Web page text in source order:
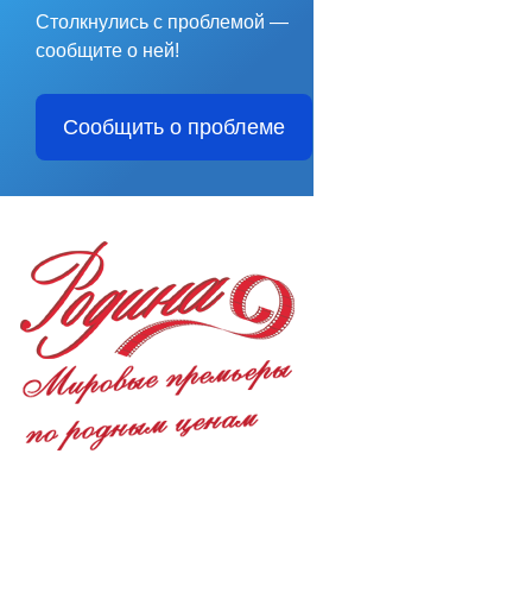
Столкнулись с проблемой —
сообщите о ней!
Сообщить о проблеме